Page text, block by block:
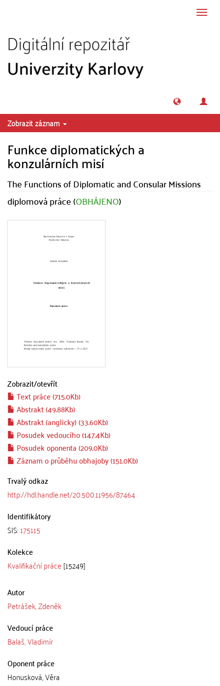
Zobrazit záznam
Funkce diplomatických a
konzulárních misí
The Functions of Diplomatic and Consular Missions
diplomová práce (OBHÁJENO)
Zobrazit/otevřít
Text práce (715.0Kb)
Abstrakt (49.88Kb)
Abstrakt (anglicky) (33.60Kb)
Posudek vedoucího (147.4Kb)
Posudek oponenta (209.0Kb)
Záznam o průběhu obhajoby (151.0Kb)
Trvalý odkaz
http://hdl.handle.net/20.500.11956/87464
Identifikátory
SIS:175115
Kolekce
Kvalifikační práce [15249]
Autor
Petrášek, Zdeněk
Vedoucí práce
Balaš, Vladimír
Oponent práce
Honusková, Věra